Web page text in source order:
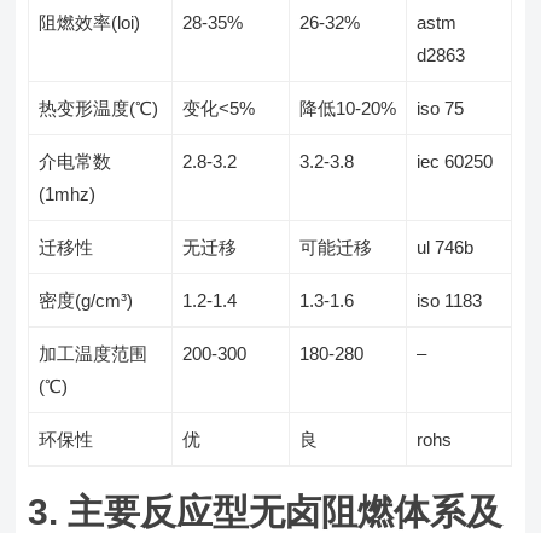
阻燃效率(loi) 28-35% 26-32%
astm
d2863
热变形温度(℃) 变化<5% 降低10-20% iso 75
介电常数
(1mhz)
2.8-3.2 3.2-3.8 iec 60250
迁移性 无迁移 可能迁移 ul 746b
密度(g/cm³) 1.2-1.4 1.3-1.6 iso 1183
加工温度范围
(℃)
200-300 180-280 –
环保性 优 良 rohs
3. 主要反应型无卤阻燃体系及